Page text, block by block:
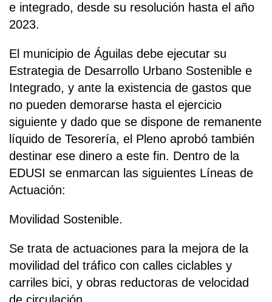
e integrado, desde su resolución hasta el año
2023.
El municipio de Águilas debe ejecutar su
Estrategia de Desarrollo Urbano Sostenible e
Integrado, y ante la existencia de gastos que
no pueden demorarse hasta el ejercicio
siguiente y dado que se dispone de remanente
líquido de Tesorería, el Pleno aprobó también
destinar ese dinero a este fin. Dentro de la
EDUSI se enmarcan las siguientes Líneas de
Actuación:
Movilidad Sostenible.
Se trata de actuaciones para la mejora de la
movilidad del tráfico con calles ciclables y
carriles bici, y obras reductoras de velocidad